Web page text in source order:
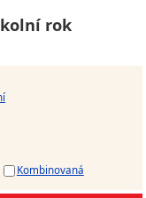
rok
Kombinovaná